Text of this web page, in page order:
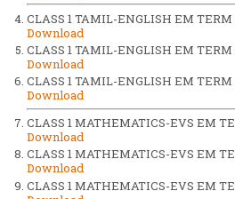
CLASS 1 TAMIL-ENGLISH EM TERM
Download
CLASS 1 TAMIL-ENGLISH EM TERM
Download
CLASS 1 TAMIL-ENGLISH EM TERM
Download
CLASS 1 MATHEMATICS-EVS EM
Download
CLASS 1 MATHEMATICS-EVS EM
Download
CLASS 1 MATHEMATICS-EVS EM